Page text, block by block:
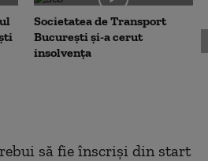
Societatea de Transport
București și-a cerut
insolvența
să fie înscriși din start